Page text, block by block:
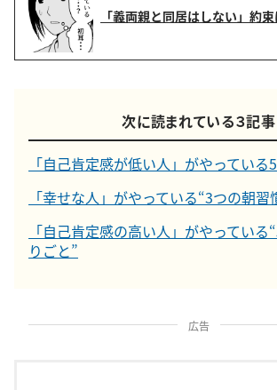
「義両親と同居はしない」約
次に読まれている３記事
「自己肯定感が低い人」がやっている
「幸せな人」がやっている“3つの朝習
「自己肯定感の高い人」がやっている
りごと”
広告